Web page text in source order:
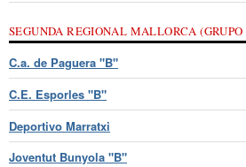
SEGUNDA REGIONAL MALLORCA (GRUPO
C.a. de Paguera "B"
C.E. Esporles "B"
Deportivo Marratxi
Joventut Bunyola "B"